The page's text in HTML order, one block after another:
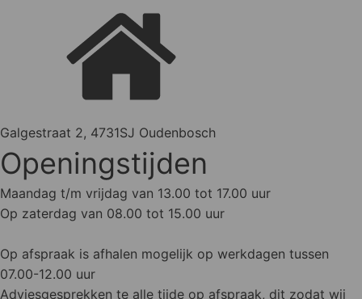
Galgestraat 2, 4731SJ Oudenbosch
Openingstijden
Maandag t/m vrijdag van 13.00 tot 17.00 uur
Op zaterdag van 08.00 tot 15.00 uur
Op afspraak is afhalen mogelijk op werkdagen tussen
07.00-12.00 uur
Adviesgesprekken te alle tijde op afspraak, dit zodat wij